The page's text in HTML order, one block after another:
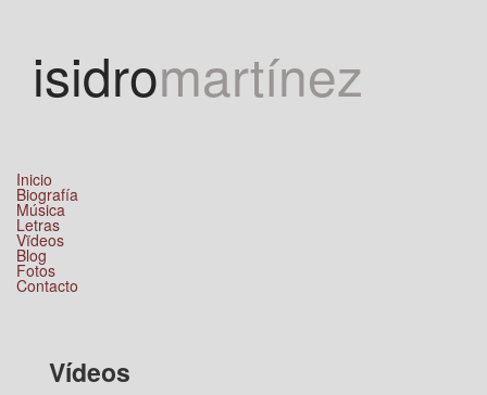
isidromartínez
Inicio
Biografía
Música
Letras
Vïdeos
Blog
Fotos
Contacto
Vídeos